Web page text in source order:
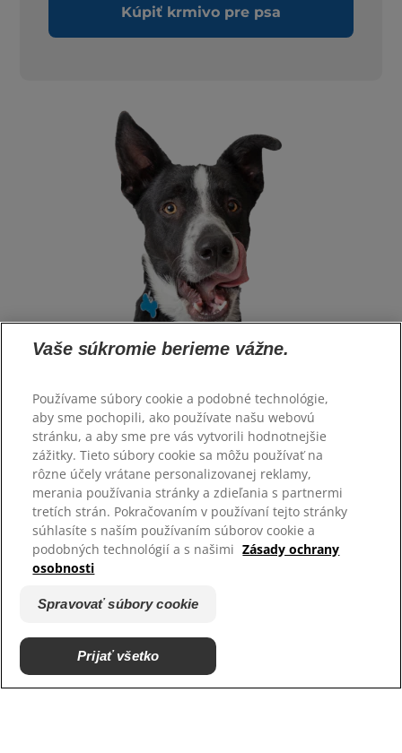
Kúpiť krmivo pre psa
Vyberte jazyk
Zdroje
Kontaktujte nás
Mapa stránok
Naše stránky
Podporujeme útulky
Vaše súkromie berieme vážne.
Používame súbory cookie a podobné technológie,
aby sme pochopili, ako používate našu webovú
stránku, a aby sme pre vás vytvorili hodnotnejšie
zážitky. Tieto súbory cookie sa môžu používať na
rôzne účely vrátane personalizovanej reklamy,
merania používania stránky a zdieľania s partnermi
tretích strán. Pokračovaním v používaní tejto stránky
súhlasíte s naším používaním súborov cookie a
podobných technológií a s našimi Zásady ochrany
osobnosti
Spravovať súbory cookie
Prijať všetko